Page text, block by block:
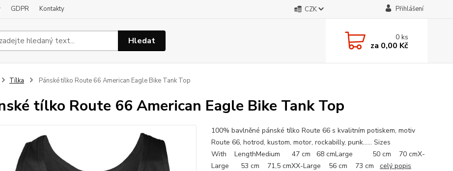
GDPR Kontakty CZK Přihlášení
Hledat 0ks
za 0,00 Kč
Tílka Pánské tílko Route 66 American Eagle Bike Tank Top
tílko Route 66 American Eagle Bike Tank Top
100% bavlněné pánské tílko Route 66 s kvalitním potiskem, motiv
Route 66, hotrod, kustom, motor, rockabilly, punk...... Sizes
With LengthMedium 47 cm 68 cmLarge 50 cm 70 cmX-
Large 53 cm 71,5 cmXX-Large 56 cm 73 cm celý popis